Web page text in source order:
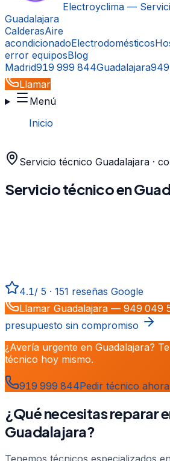
Electroyclima —
Guadalajara
CalderasAire
acondicionadoElectrodomésticos
error equiposBlog
Madrid919 999 844Guadalajara
Llamar
Menú
Inicio
Servicio técnico Guadalajara ·
Servicio técnico en
4.1/ 5 · 151 reseñas Google
Llamar Guadalajara — 949 049
presupuesto sin compromiso
¿Avería urgente en Guadalajara?
técnico hoy mismo.
919 999 844Pedir técnico ahora
¿Qué necesitas reparar
Guadalajara?
Tenemos técnicos especializados